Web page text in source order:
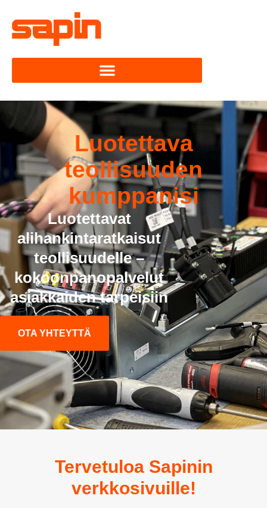
Luotettava
teollisuuden
kumppanisi
Luotettavat
alihankintaratkaisut
teollisuudelle –
kokoonpanopalvelut
asiakkaiden tarpeisiin
OTA YHTEYTTÄ
Tervetuloa Sapinin
verkkosivuille!